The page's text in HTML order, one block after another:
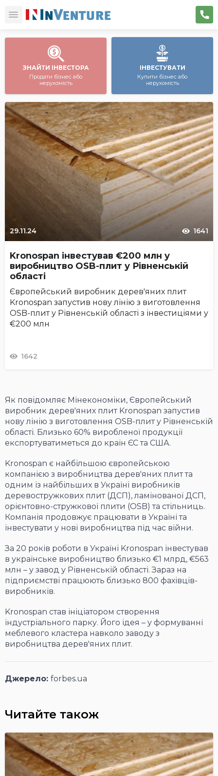
ЗНАЙТИ ІНВЕСТОРА
Продати бізнес або
нерухомість
ІНВЕСТУВАТИ
Купити бізнес або
нерухомість
29.11.24 1641
Kronospan інвестував €200 млн у
виробництво OSB-плит у Рівненській
області
Європейський виробник дерев'яних плит
Kronospan запустив нову лінію з виготовлення
OSB-плит у Рівненській області з інвестиціями у
€200 млн
1642
Як повідомляє Мінекономіки, Європейський
виробник дерев'яних плит Kronospan запустив
нову лінію з виготовлення OSB-плит у Рівненській
області. Близько 60% виробленої продукції
експортуватиметься до країн ЄС та США.
Kronospan є найбільшою європейською
компанією з виробництва дерев'яних плит та
одним із найбільших в Україні виробників
деревостружкових плит (ДСП), ламінованої ДСП,
орієнтовно-стружкової плити (OSB) та стільниць.
Компанія продовжує працювати в Україні та
інвестувати у нові виробництва під час війни.
За 20 років роботи в Україні Kronospan інвестував
в українське виробництво близько €1 млрд, €563
млн – у завод у Рівненській області. Зараз на
підприємстві працюють близько 800 фахівців-
виробників.
Kronospan став ініціатором створення
індустріального парку. Його ідея – у формуванні
меблевого кластера навколо заводу з
виробництва дерев'яних плит.
Джерело: forbes.ua
Читайте також